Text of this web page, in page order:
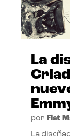
La
por Flat
La